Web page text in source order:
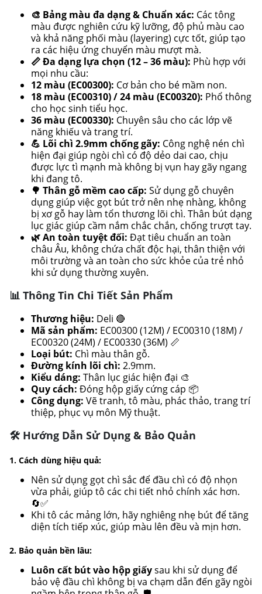
🎨 Bảng màu đa dạng & Chuẩn xác: Các tông
màu được nghiên cứu kỹ lưỡng, độ phủ màu cao
và khả năng phối màu (layering) cực tốt, giúp tạo
ra các hiệu ứng chuyển màu mượt mà.
📏 Đa dạng lựa chọn (12 – 36 màu): Phù hợp với
mọi nhu cầu:
12 màu (EC00300): Cơ bản cho bé mầm non.
18 màu (EC00310) / 24 màu (EC00320): Phổ thông
cho học sinh tiểu học.
36 màu (EC00330): Chuyên sâu cho các lớp vẽ
năng khiếu và trang trí.
💪 Lõi chì 2.9mm chống gãy: Công nghệ nén chì
hiện đại giúp ngòi chì có độ dẻo dai cao, chịu
được lực tì mạnh mà không bị vụn hay gãy ngang
khi đang tô.
🌳 Thân gỗ mềm cao cấp: Sử dụng gỗ chuyên
dụng giúp việc gọt bút trở nên nhẹ nhàng, không
bị xơ gỗ hay làm tổn thương lõi chì. Thân bút dạng
lục giác giúp cầm nắm chắc chắn, chống trượt tay.
🌿 An toàn tuyệt đối: Đạt tiêu chuẩn an toàn
châu Âu, không chứa chất độc hại, thân thiện với
môi trường và an toàn cho sức khỏe của trẻ nhỏ
khi sử dụng thường xuyên.
📊 Thông Tin Chi Tiết Sản Phẩm
Thương hiệu: Deli 🔴
Mã sản phẩm: EC00300 (12M) / EC00310 (18M) /
EC00320 (24M) / EC00330 (36M) 📏
Loại bút: Chì màu thân gỗ.
Đường kính lõi chì: 2.9mm.
Kiểu dáng: Thân lục giác hiện đại 🎨
Quy cách: Đóng hộp giấy cứng cáp 📦
Công dụng: Vẽ tranh, tô màu, phác thảo, trang trí
thiệp, phục vụ môn Mỹ thuật.
🛠️ Hướng Dẫn Sử Dụng & Bảo Quản
1. Cách dùng hiệu quả:
Nên sử dụng gọt chì sắc để đầu chì có độ nhọn
vừa phải, giúp tô các chi tiết nhỏ chính xác hơn.
🔄✅
Khi tô các mảng lớn, hãy nghiêng nhẹ bút để tăng
diện tích tiếp xúc, giúp màu lên đều và mịn hơn.
2. Bảo quản bền lâu:
Luôn cất bút vào hộp giấysau khi sử dụng để
bảo vệ đầu chì không bị va chạm dẫn đến gãy ngòi